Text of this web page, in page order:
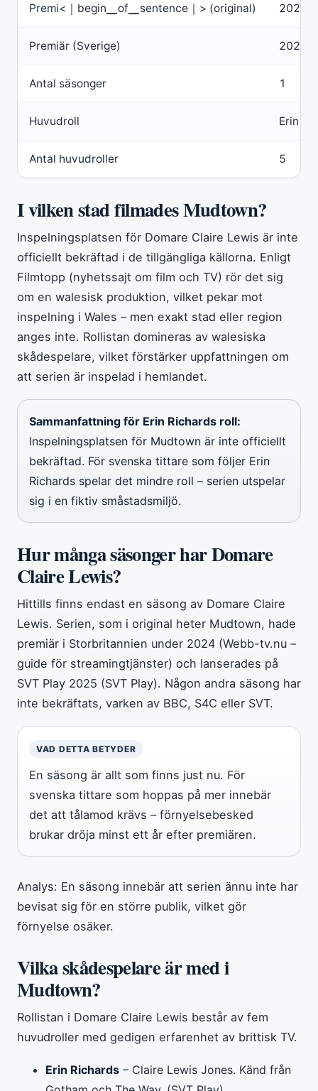
Premi<｜begin▁of▁sentence｜> (original) 2024
Premiär (Sverige) 2025
Antal säsonger 1
Huvudroll Erin
Antal huvudroller 5
I vilken stad filmades Mudtown?
Inspelningsplatsen för Domare Claire Lewis är inte
officiellt bekräftad i de tillgängliga källorna. Enligt
Filmtopp (nyhetssajt om film och TV) rör det sig
om en walesisk produktion, vilket pekar mot
inspelning i Wales – men exakt stad eller region
anges inte. Rollistan domineras av walesiska
skådespelare, vilket förstärker uppfattningen om
att serien är inspelad i hemlandet.
Sammanfattning för Erin Richards roll:
Inspelningsplatsen för Mudtown är inte officiellt
bekräftad. För svenska tittare som följer Erin
Richards spelar det mindre roll – serien utspelar
sig i en fiktiv småstadsmiljö.
Hur många säsonger har Domare
Claire Lewis?
Hittills finns endast en säsong av Domare Claire
Lewis. Serien, som i original heter Mudtown, hade
premiär i Storbritannien under 2024 (Webb-tv.nu –
guide för streamingtjänster) och lanserades på
SVT Play 2025 (SVT Play). Någon andra säsong har
inte bekräftats, varken av BBC, S4C eller SVT.
VAD DETTA BETYDER
En säsong är allt som finns just nu. För
svenska tittare som hoppas på mer innebär
det att tålamod krävs – förnyelsebesked
brukar dröja minst ett år efter premiären.
Analys: En säsong innebär att serien ännu inte har
bevisat sig för en större publik, vilket gör
förnyelse osäker.
Vilka skådespelare är med i
Mudtown?
Rollistan i Domare Claire Lewis består av fem
huvudroller med gedigen erfarenhet av brittisk TV.
Erin Richards – Claire Lewis Jones. Känd från